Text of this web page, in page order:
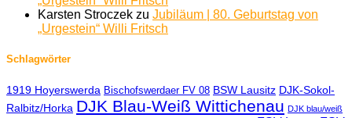
Karsten Stroczek zu Jubiläum | 80. Geburtstag von
„Urgestein“ Willi Fritsch
Schlagwörter
1919 Hoyerswerda Bischofswerdaer FV 08 BSW Lausitz DJK-Sokol-
Ralbitz/Horka DJK Blau-Weiß Wittichenau DJK blau/weiß